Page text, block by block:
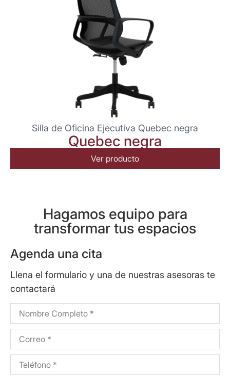
Silla de Oficina Ejecutiva Quebec negra
Quebec negra
Ver producto
Hagamos equipo para
transformar tus espacios
Agenda una cita
Llena el formulario y una de nuestras asesoras te
contactará